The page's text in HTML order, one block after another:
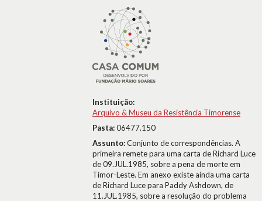
Instituição:
Arquivo & Museu da Resistência Timorense
Pasta:06477.150
Assunto:Conjunto de correspondências. A
primeira remete para uma carta de Richard Luce
de 09.JUL.1985, sobre a pena de morte em
Timor-Leste. Em anexo existe ainda uma carta
de Richard Luce para Paddy Ashdown, de
11.JUL.1985, sobre a resolução do problema